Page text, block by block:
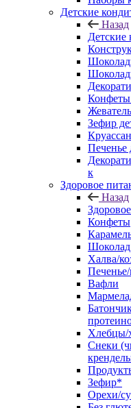
Детские
Назад
Детские
Конфеты
Зефир
Печенье
к
Здоровое
Назад
Конфеты
Шоколад
Халва/
Вафли
Хлебцы/
Снеки
Зефир*
Орехи/